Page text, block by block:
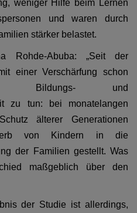
weniger Hilfe beim Lernen
und waren durch
stärker belastet.
Rohde-Abuba: „Seit der
einer Verschärfung schon
Bildungs- und
zu tun: bei monatelangen
älterer Generationen
von Kindern in die
der Familien gestellt. Was
maßgeblich über den
der Studie ist allerdings,